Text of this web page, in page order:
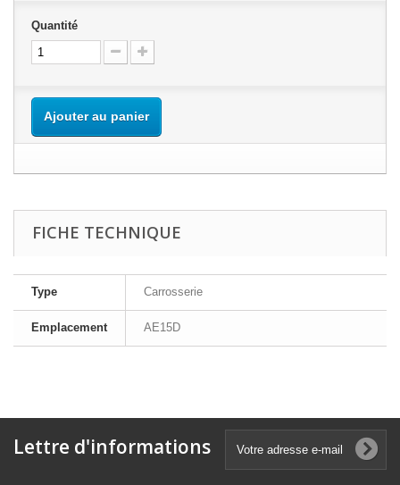
Quantité
Ajouter au panier
FICHE TECHNIQUE
Type Carrosserie
Emplacement AE15D
Lettre d'informations